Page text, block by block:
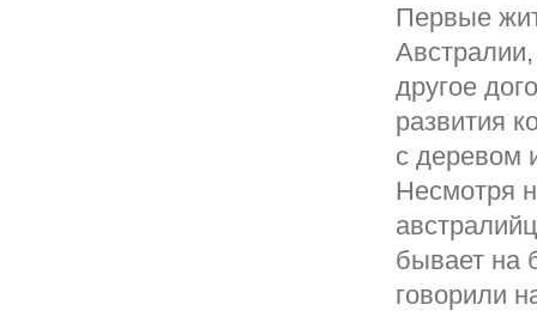
Первые
другое
развития
с деревом
Несмотря
бывает на
говорили